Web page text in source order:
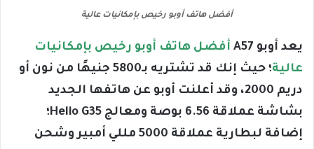
أفضل هاتف أوبو رخيص بإمكانيات عالية
يعد أوبو A57
أفضل هاتف أوبو رخيص بإمكانيات
عالية
؛ حيث إنك قد تشتريه بـ5800 جنيهًا من نون أو
دريم 2000، وقد أعلنت أوبو عن هاتفها الجديد
بشاشة عملاقة 6.56 بوصة ومعالج Helio G35؛
إضافة لبطارية عملاقة 5000 مللي أمبير وشحن